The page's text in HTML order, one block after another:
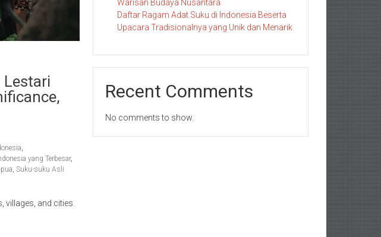
Lestari
,
yang Terbesar,
, Suku-suku Asli
and cities.
Warisan Budaya Nusantara
Daftar Ragam Adat Suku di Indonesia Beserta
Upacara Tradisionalnya yang Unik dan Menarik
Recent Comments
No comments to show.